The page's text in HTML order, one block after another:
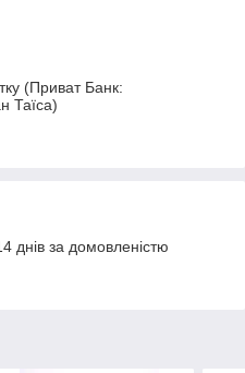
(Приват Банк:
Таїса)
днів за домовленістю